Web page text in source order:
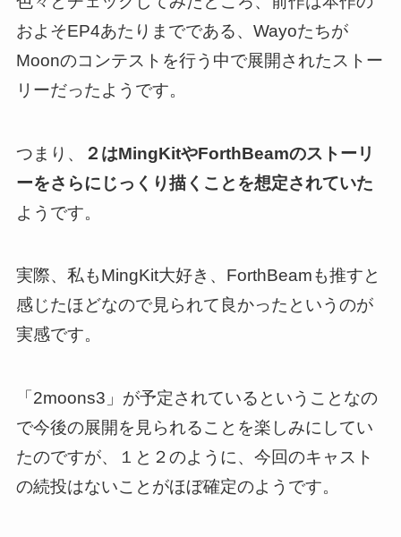
およそEP4あたりまでである、Wayoたちが
Moonのコンテストを行う中で展開されたストー
リーだったようです。
つまり、
２はMingKitやForthBeamのストーリ
ーをさらにじっくり描くことを想定されていた
ようです。
実際、私もMingKit大好き、ForthBeamも推すと
感じたほどなので見られて良かったというのが
実感です。
「2moons3」が予定されているということなの
で今後の展開を見られることを楽しみにしてい
たのですが、１と２のように、今回のキャスト
の続投はないことがほぼ確定のようです。